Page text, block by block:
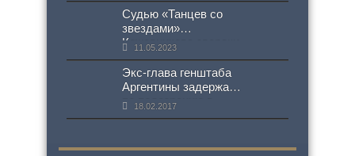
Судью «Танцев со
звездами»
Кожевникова зверски
избили из-за
американского
гражданства
11.05.2023
Экс-глава генштаба
Аргентины задержан
по подозрению в
похищениях
18.02.2017